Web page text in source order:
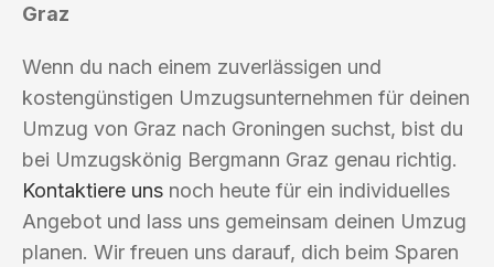
Graz
Wenn du nach einem zuverlässigen und
kostengünstigen Umzugsunternehmen für deinen
Umzug von Graz nach Groningen suchst, bist du
bei Umzugskönig Bergmann Graz genau richtig.
Kontaktiere uns noch heute für ein individuelles
Angebot und lass uns gemeinsam deinen Umzug
planen. Wir freuen uns darauf, dich beim Sparen